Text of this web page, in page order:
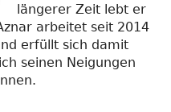
längerer Zeit lebt er
arbeitet seit 2014
erfüllt sich damit
seinen Neigungen